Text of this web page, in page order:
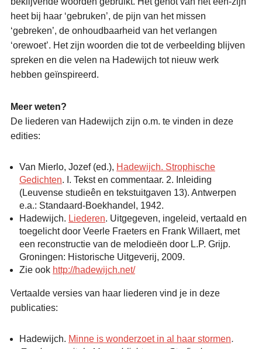
heet bij haar ‘gebruken’, de pijn van het missen
‘gebreken’, de onhoudbaarheid van het verlangen
‘orewoet’. Het zijn woorden die tot de verbeelding blijven
spreken en die velen na Hadewijch tot nieuw werk
hebben geïnspireerd.
Meer weten?
De liederen van Hadewijch zijn o.m. te vinden in deze
edities:
Van Mierlo, Jozef (ed.), Hadewijch. Strophische
Gedichten. I. Tekst en commentaar. 2. Inleiding
(Leuvense studieên en tekstuitgaven 13). Antwerpen
e.a.: Standaard-Boekhandel, 1942.
Hadewijch. Liederen. Uitgegeven, ingeleid, vertaald en
toegelicht door Veerle Fraeters en Frank Willaert, met
een reconstructie van de melodieën door L.P. Grijp.
Groningen: Historische Uitgeverij, 2009.
Zie ook http://hadewijch.net/
Vertaalde versies van haar liederen vind je in deze
publicaties:
Hadewijch. Minne is wonderzoet in al haar stormen.